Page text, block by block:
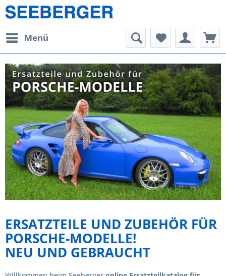
Menü
ERSATZTEILE UND ZUBEHÖR FÜR
PORSCHE-MODELLE!
NEU UND GEBRAUCHT